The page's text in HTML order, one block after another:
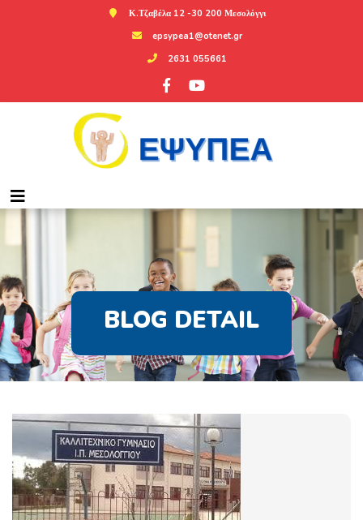
Κ.Τζαβέλα 12 -30 200 Μεσολόγγι
epsypea1@otenet.gr
2631 055661
BLOG DETAIL